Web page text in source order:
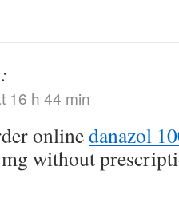
16 h 44 min
onlinedanazol
without